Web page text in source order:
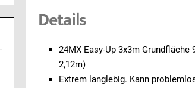
Details
24MX Easy-Up 3x3m
2,12m)
Extrem langlebig. Kann